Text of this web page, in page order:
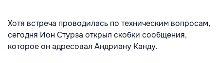
Хотя встреча проводилась по техническим вопросам,
сегодня Ион Стурза открыл скобки сообщения,
которое он адресовал Андриану Канду.